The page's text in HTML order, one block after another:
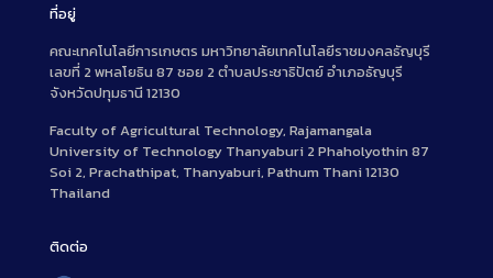
ที่อยู่
คณะเทคโนโลยีการเกษตร มหาวิทยาลัยเทคโนโลยีราชมงคลธัญบุรี
เลขที่ 2 พหลโยธิน 87 ซอย 2 ตำบลประชาธิปัตย์ อำเภอธัญบุรี
จังหวัดปทุมธานี 12130
Faculty of Agricultural Technology, Rajamangala
University of Technology Thanyaburi 2 Phaholyothin 87
Soi 2, Prachathipat, Thanyaburi, Pathum Thani 12130
Thailand
ติดต่อ